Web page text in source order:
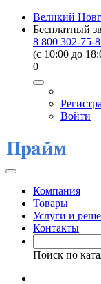
Великий
Бесплатный
8 800 302-75-
(c 10:00 до
0
Войти
Компания
Товары
Услуги и
Контакты
Поиск по